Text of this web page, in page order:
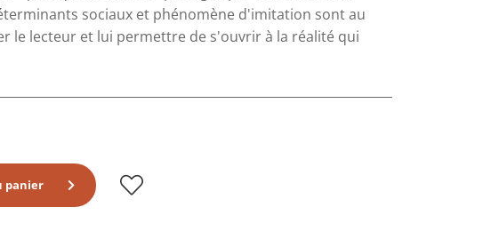
sociaux et phénomène d'imitation sont au
le lecteur et lui permettre de s'ouvrir à la réalité qui
panier